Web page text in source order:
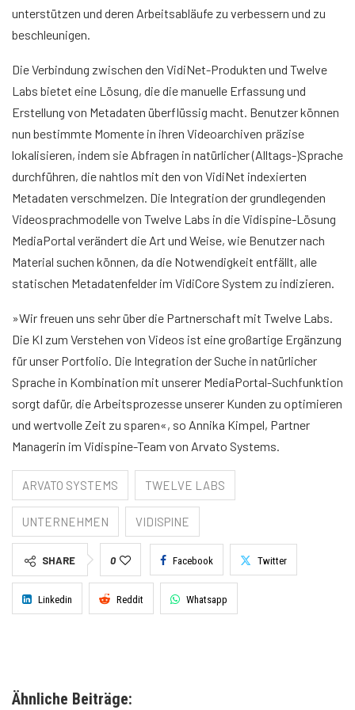
unterstützen und deren Arbeitsabläufe zu verbessern und zu
beschleunigen.
Die Verbindung zwischen den VidiNet-Produkten und Twelve
Labs bietet eine Lösung, die die manuelle Erfassung und
Erstellung von Metadaten überflüssig macht. Benutzer können
nun bestimmte Momente in ihren Videoarchiven präzise
lokalisieren, indem sie Abfragen in natürlicher (Alltags-)Sprache
durchführen, die nahtlos mit den von VidiNet indexierten
Metadaten verschmelzen. Die Integration der grundlegenden
Videosprachmodelle von Twelve Labs in die Vidispine-Lösung
MediaPortal verändert die Art und Weise, wie Benutzer nach
Material suchen können, da die Notwendigkeit entfällt, alle
statischen Metadatenfelder im VidiCore System zu indizieren.
»Wir freuen uns sehr über die Partnerschaft mit Twelve Labs.
Die KI zum Verstehen von Videos ist eine großartige Ergänzung
für unser Portfolio. Die Integration der Suche in natürlicher
Sprache in Kombination mit unserer MediaPortal-Suchfunktion
sorgt dafür, die Arbeitsprozesse unserer Kunden zu optimieren
und wertvolle Zeit zu sparen«, so Annika Kimpel, Partner
Managerin im Vidispine-Team von Arvato Systems.
ARVATO SYSTEMS TWELVE LABS
UNTERNEHMEN VIDISPINE
SHARE 0 Facebook Twitter
Linkedin Reddit Whatsapp
Ähnliche Beiträge: